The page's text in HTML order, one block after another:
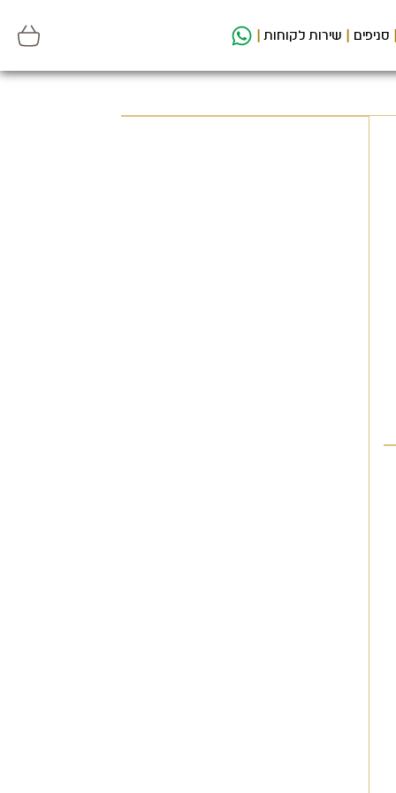
סניפים שירות לקוחות